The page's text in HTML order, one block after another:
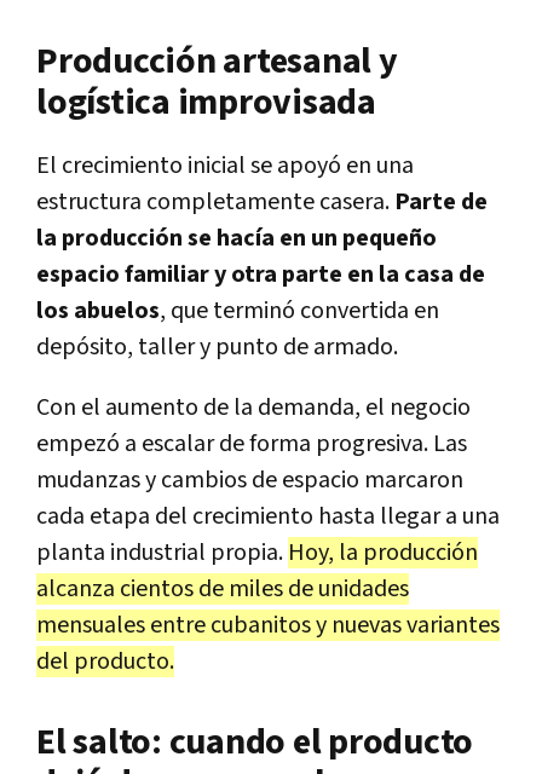
Producción artesanal y
logística improvisada
El crecimiento inicial se apoyó en una
estructura completamente casera. Parte de
la producción se hacía en un pequeño
espacio familiar y otra parte en la casa de
los abuelos, que terminó convertida en
depósito, taller y punto de armado.
Con el aumento de la demanda, el negocio
empezó a escalar de forma progresiva. Las
mudanzas y cambios de espacio marcaron
cada etapa del crecimiento hasta llegar a una
planta industrial propia. Hoy, la producción
alcanza cientos de miles de unidades
mensuales entre cubanitos y nuevas variantes
del producto.
El salto: cuando el producto